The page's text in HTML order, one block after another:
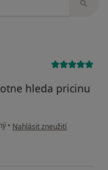
hleda pricinu
• podle názoru uživatele E.D.
Nahlásit zneužití